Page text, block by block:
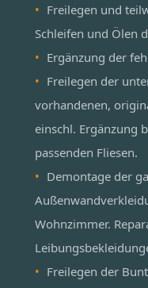
Freilegen und
Schleifen und Ölen
Ergänzung der
Freilegen der
vorhandenen,
einschl. Ergänzung
passenden Fliesen.
Demontage der
Wohnzimmer.
Freilegen der